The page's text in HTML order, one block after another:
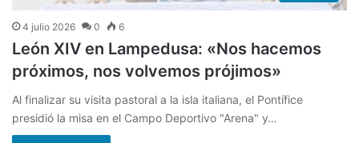
4 julio 2026 0 6
León XIV en Lampedusa: «Nos hacemos
próximos, nos volvemos prójimos»
Al finalizar su visita pastoral a la isla italiana, el Pontífice
presidió la misa en el Campo Deportivo "Arena" y…